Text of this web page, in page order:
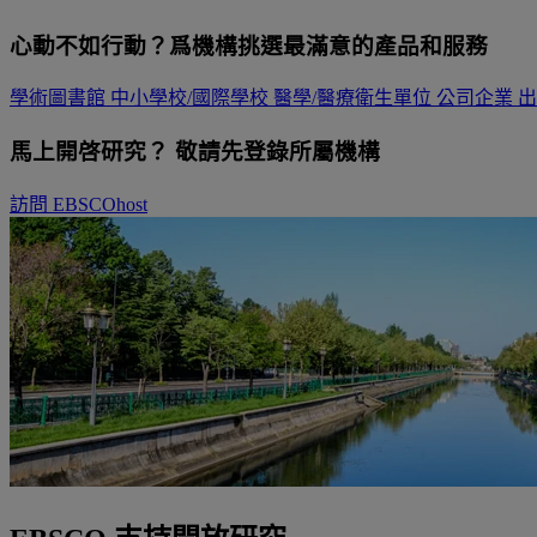
心動不如行動？爲機構挑選最滿意的產品和服務
學術圖書館 中小學校/國際學校 醫學/醫療衛生單位 公司企業
馬上開啓研究？ 敬請先登錄所屬機構
訪問 EBSCOhost